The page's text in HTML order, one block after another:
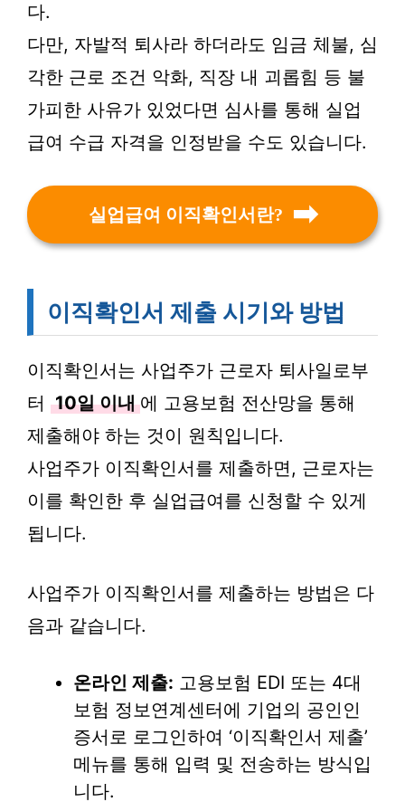
다.
다만, 자발적 퇴사라 하더라도 임금 체불, 심
각한 근로 조건 악화, 직장 내 괴롭힘 등 불
가피한 사유가 있었다면 심사를 통해 실업
급여 수급 자격을 인정받을 수도 있습니다.
실업급여 이직확인서란?
이직확인서 제출 시기와 방법
이직확인서는 사업주가 근로자 퇴사일로부
터 10일 이내 에 고용보험 전산망을 통해
제출해야 하는 것이 원칙입니다.
사업주가 이직확인서를 제출하면, 근로자는
이를 확인한 후 실업급여를 신청할 수 있게
됩니다.
사업주가 이직확인서를 제출하는 방법은 다
음과 같습니다.
온라인 제출: 고용보험 EDI 또는 4대
보험 정보연계센터에 기업의 공인인
증서로 로그인하여 ‘이직확인서 제출’
메뉴를 통해 입력 및 전송하는 방식입
니다.